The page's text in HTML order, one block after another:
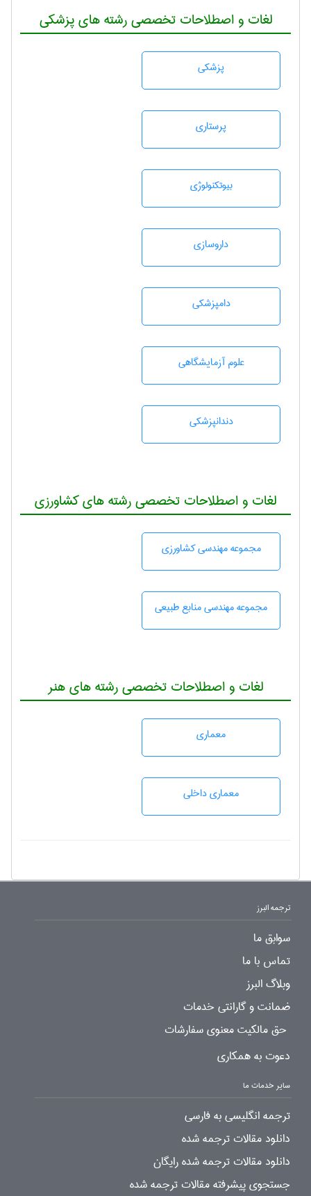
لغات و اصطلاحات تخصصی رشته های پزشکی
پزشكی
پرستاری
بيوتكنولوژی
داروسازی
دامپزشكی
علوم آزمايشگاهی
دندانپزشكی
لغات و اصطلاحات تخصصی رشته های کشاورزی
مجموعه مهندسی كشاورزی
مجموعه مهندسی منابع طبيعی
لغات و اصطلاحات تخصصی رشته های هنر
معماری
معماری داخلی
ترجمه البرز
سوابق ما
تماس با ما
وبلاگ البرز
ضمانت و گارانتی خدمات
حق مالکیت معنوی سفارشات
دعوت به همکاری
سایر خدمات ما
ترجمه انگلیسی به فارسی
دانلود مقالات ترجمه شده
دانلود مقالات ترجمه شده رایگان
جستجوی پیشرفته مقالات ترجمه شده